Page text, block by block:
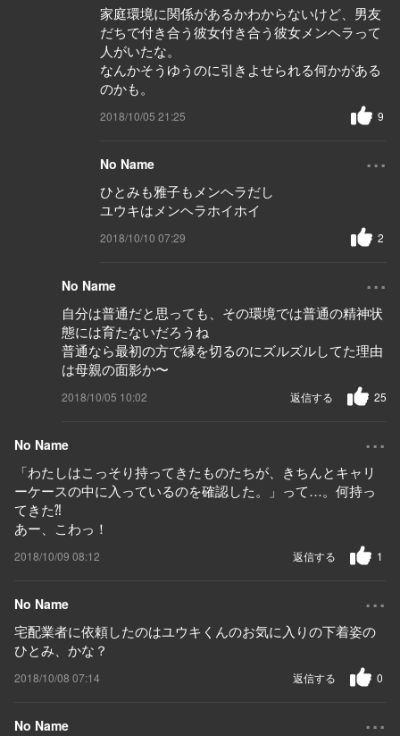
家庭環境に関係があるかわからないけど、男友
だちで付き合う彼女付き合う彼女メンヘラって
人がいたな。
なんかそうゆうのに引きよせられる何かがある
のかも。
2018/10/05 21:25 9
No Name ...
ひとみも雅子もメンヘラだし
ユウキはメンヘラホイホイ
2018/10/10 07:29 2
No Name ...
自分は普通だと思っても、その環境では普通の精神状
態には育たないだろうね
普通なら最初の方で縁を切るのにズルズルしてた理由
は母親の面影か〜
2018/10/05 10:02 25
返信する
No Name ...
「わたしはこっそり持ってきたものたちが、きちんとキャリ
ーケースの中に入っているのを確認した。」って…。何持っ
てきた⁈
あー、こわっ！
2018/10/09 08:12 1
返信する
No Name ...
宅配業者に依頼したのはユウキくんのお気に入りの下着姿の
ひとみ、かな？
2018/10/08 07:14 0
返信する
No Name ...